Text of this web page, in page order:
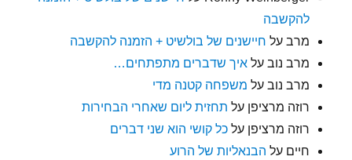
להקשבה
מרב על חיישנים של בולשיט + הזמנה להקשבה
מרב נוב עלאיך שדברים מתפתחים…
מרב נוב על משפחה קטנה מדי
רוזה מרציפן על תחזית ליום שאחרי הבחירות
רוזה מרציפן עלכל קושי הוא שני דברים
חיים על הבנאליות של הרוע